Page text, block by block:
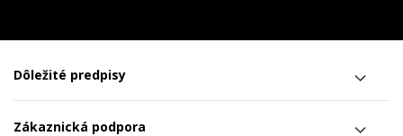
Dôležité predpisy
Zákaznická podpora